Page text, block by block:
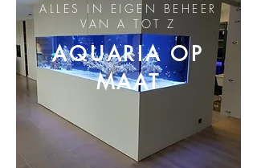
ALLES IN EIGEN BEHEER
VAN A TOT Z
AQUARIA OP
MAAT